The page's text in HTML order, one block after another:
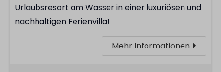
Urlaubsresort am Wasser in einer luxuriösen und
nachhaltigen Ferienvilla!
Mehr Informationen